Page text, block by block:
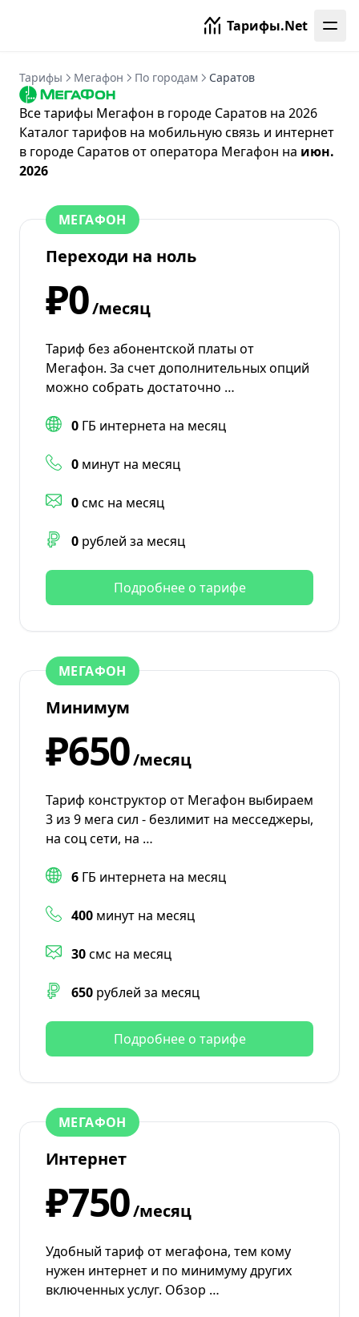
Тарифы.Net
Тарифы Мегафон По городам Саратов
Все тарифы Мегафон в городе Саратов на 2026
Каталог тарифов на мобильную связь и интернет
в городе Саратов отоператора Мегафон на июн.
2026
МЕГАФОН
Переходи на ноль
₽0/месяц
Тариф без абонентской платы от
Мегафон. За счет дополнительных опций
можно собрать достаточно …
0 ГБ интернета на месяц
0 минут на месяц
0смс на месяц
0 рублей за месяц
Подробнее о тарифе
МЕГАФОН
Минимум
₽650/месяц
Тариф конструктор от Мегафон выбираем
3 из 9 мега сил - безлимит на месседжеры,
на соц сети, на …
6 ГБ интернета на месяц
400 минут на месяц
30смс на месяц
650 рублей за месяц
Подробнее о тарифе
МЕГАФОН
Интернет
₽750/месяц
Удобный тариф от мегафона, тем кому
нужен интернет и по минимуму других
включенных услуг. Обзор …